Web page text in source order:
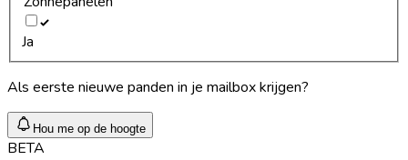
Ja
Als eerste nieuwe panden in je mailbox krijgen?
Hou me op de hoogte
BETA